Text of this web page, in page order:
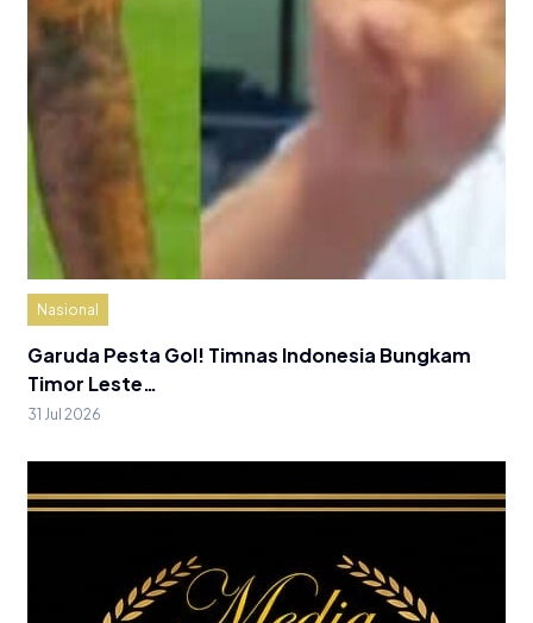
Nasional
Garuda Pesta Gol! Timnas Indonesia Bungkam
Timor Leste…
31 Jul 2026